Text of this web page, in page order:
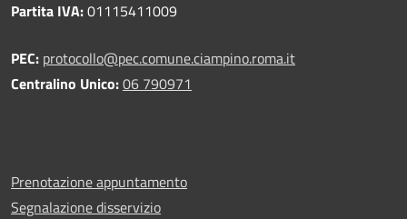
Partita IVA:01115411009
PEC: protocollo@pec.comune.ciampino.roma.it
Centralino Unico:06 790971
Prenotazione appuntamento
Segnalazione disservizio